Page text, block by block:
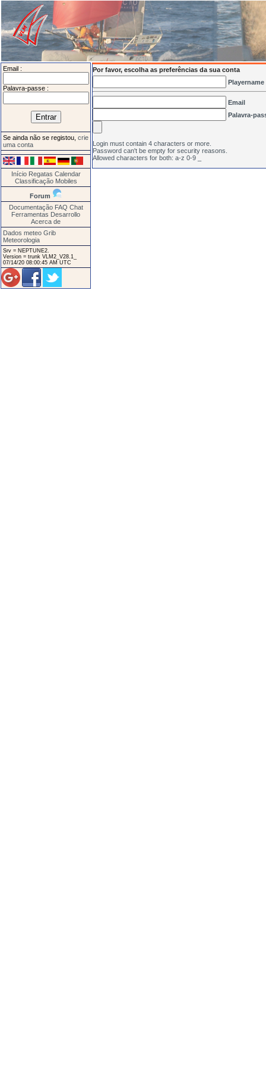
Email :
Palavra-passe :
Se ainda não se registou, crie
uma conta
Início Regatas Calendar
Classificação Mobiles
Forum
Documentação FAQ Chat
Ferramentas Desarrollo
Acerca de
Dados meteo Grib
Meteorologia
Srv = NEPTUNE2.
Version = trunk VLM2_V28.1_
07/14/20 08:00:45 AM UTC
Por favor, escolha as preferências da sua conta
Playername
Email
Palavra-
Login must contain 4 characters or more.
Password can't be empty for security reasons.
Allowed characters for both: a-z 0-9 _